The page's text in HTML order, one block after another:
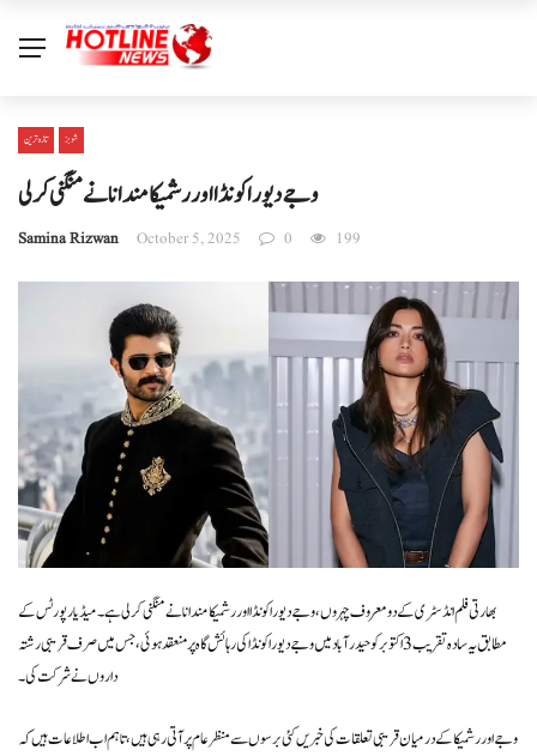
تازہ ترین شوبز
وجے دیوراکونڈا اور رشمیکا مندانا نے منگنی کرلی
Samina Rizwan October 5, 2025 0 199
بھارتی فلم انڈسٹری کے دو معروف چہروں، وجے دیوراکونڈا اور رشمیکا مندانا نے منگنی کرلی ہے۔ میڈیا رپورٹس کے
مطابق یہ سادہ تقریب 3 اکتوبر کو حیدرآباد میں وجے دیوراکونڈا کی رہائش گاہ پر منعقد ہوئی، جس میں صرف قریبی رشتہ
داروں نے شرکت کی۔
وجے اور رشمیکا کے درمیان قریبی تعلقات کی خبریں کئی برسوں سے منظرعام پر آتی رہی ہیں، تاہم اب اطلاعات ہیں کہ